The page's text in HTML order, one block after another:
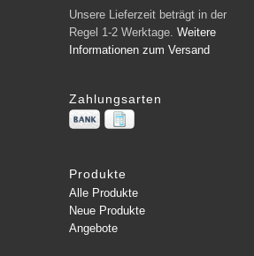
Unsere Lieferzeit beträgt in der
Regel 1-2 Werktage. Weitere
Informationen zum Versand
Zahlungsarten
Produkte
Alle Produkte
Neue Produkte
Angebote